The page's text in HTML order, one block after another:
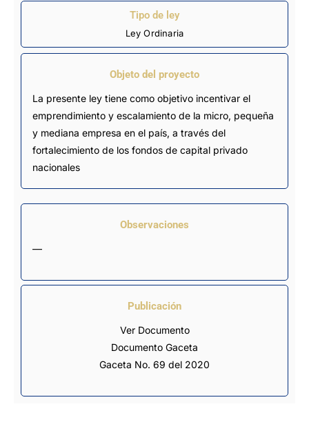
Tipo de ley
Ley Ordinaria
Objeto del proyecto
La presente ley tiene como objetivo incentivar el
emprendimiento y escalamiento de la micro, pequeña
y mediana empresa en el país, a través del
fortalecimiento de los fondos de capital privado
nacionales
Observaciones
—
Publicación
Ver Documento
Documento Gaceta
Gaceta No. 69 del 2020